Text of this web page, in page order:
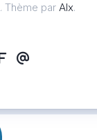
. Thème par Alx.